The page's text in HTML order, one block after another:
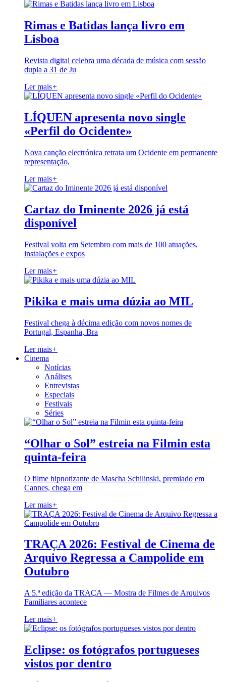
Rimas e Batidas lança livro em
Lisboa
Revista digital celebra uma década de música com sessão
dupla a 31 de Ju
Ler mais+
LÍQUEN apresenta novo single
«Perfil do Ocidente»
Nova canção electrónica retrata um Ocidente em permanente
representação,
Ler mais+
Cartaz do Iminente 2026 já está
disponível
Festival volta em Setembro com mais de 100 atuações,
instalações e expos
Ler mais+
Pikika e mais uma dúzia ao MIL
Festival chega à décima edição com novos nomes de
Portugal, Espanha, Bra
Ler mais+
Cinema
Notícias
Análises
Entrevistas
Especiais
Festivais
Séries
“Olhar o Sol” estreia na Filmin esta
quinta-feira
O filme hipnotizante de Mascha Schilinski, premiado em
Cannes, chega em
Ler mais+
TRAÇA 2026: Festival de Cinema de
Arquivo Regressa a Campolide em
Outubro
A 5.ª edição da TRAÇA — Mostra de Filmes de Arquivos
Familiares acontece
Ler mais+
Eclipse: os fotógrafos portugueses
vistos por dentro